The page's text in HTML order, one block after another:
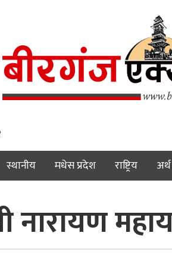
स्थानीय मधेस प्रदेश राष्ट्रिय अर्थ
नारायण